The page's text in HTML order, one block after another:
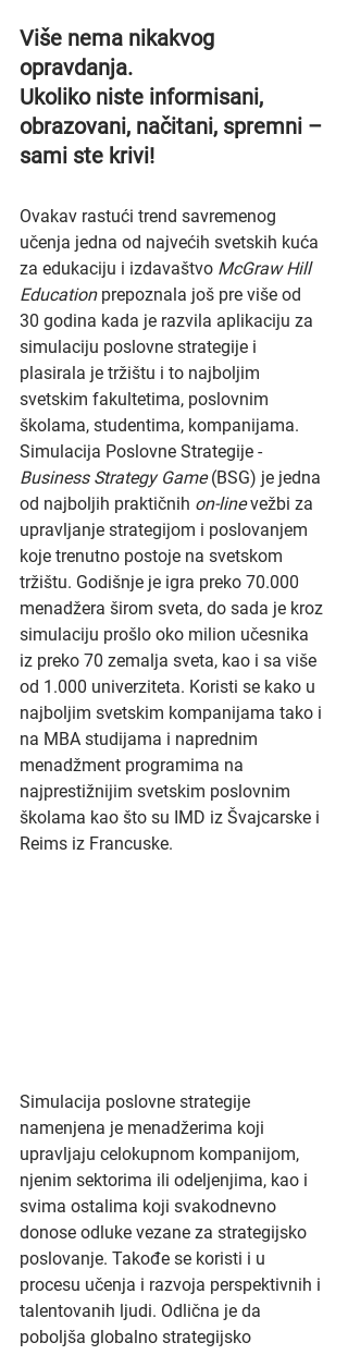
Više nema nikakvog
opravdanja.
Ukoliko niste informisani,
obrazovani, načitani, spremni –
sami ste krivi!
Ovakav rastući trend savremenog
učenja jedna od najvećih svetskih kuća
za edukaciju i izdavaštvo McGraw Hill
Education prepoznala još pre više od
30 godina kada je razvila aplikaciju za
simulaciju poslovne strategije i
plasirala je tržištu i to najboljim
svetskim fakultetima, poslovnim
školama, studentima, kompanijama.
Simulacija Poslovne Strategije -
Business Strategy Game (BSG) je jedna
od najboljih praktičnih on-line vežbi za
upravljanje strategijom i poslovanjem
koje trenutno postoje na svetskom
tržištu. Godišnje je igra preko 70.000
menadžera širom sveta, do sada je kroz
simulaciju prošlo oko milion učesnika
iz preko 70 zemalja sveta, kao i sa više
od 1.000 univerziteta. Koristi se kako u
najboljim svetskim kompanijama tako i
na MBA studijama i naprednim
menadžment programima na
najprestižnijim svetskim poslovnim
školama kao što su IMD iz Švajcarske i
Reims iz Francuske.
Simulacija poslovne strategije
namenjena je menadžerima koji
upravljaju celokupnom kompanijom,
njenim sektorima ili odeljenjima, kao i
svima ostalima koji svakodnevno
donose odluke vezane za strategijsko
poslovanje. Takođe se koristi i u
procesu učenja i razvoja perspektivnih i
talentovanih ljudi. Odlična je da
poboljša globalno strategijsko